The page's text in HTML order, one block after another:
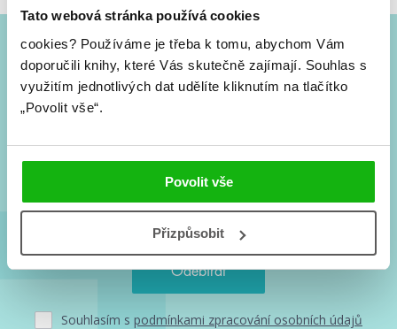
Tato webová stránka používá cookies
cookies? Používáme je třeba k tomu, abychom Vám
doporučili knihy, které Vás skutečně zajímají. Souhlas s
využitím jednotlivých dat udělíte kliknutím na tlačítko
„Povolit vše“.
Povolit vše
Přizpůsobit
#HumbookNews
Vše kolem #youngadult každý měsíc rovnou do mailu!
a seriálové adaptace a další.
Souhlasím s podmínkami zpracování osobních údajů